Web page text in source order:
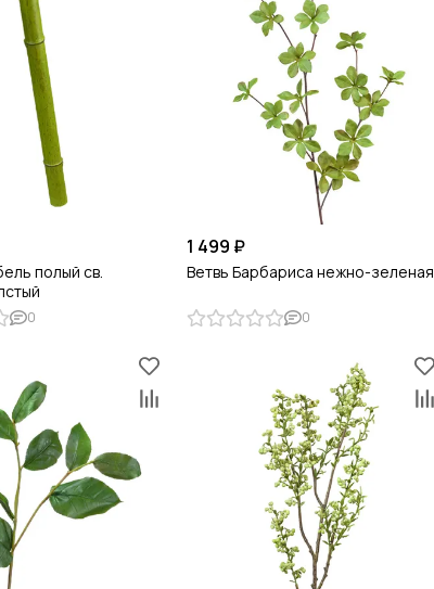
полый св.
0
1 499 ₽
Ветвь Барбариса нежно-зеленая
0